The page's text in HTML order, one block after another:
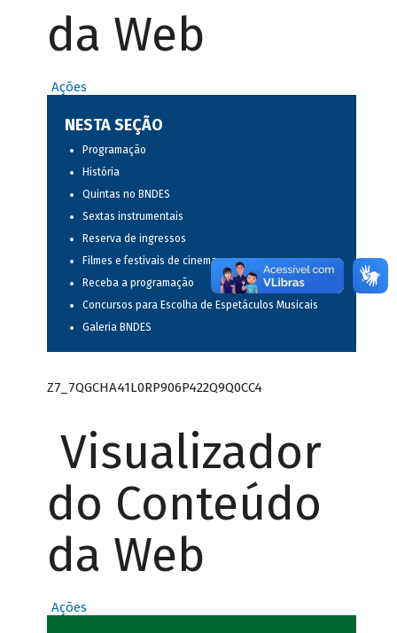
da Web
Ações
NESTA SEÇÃO
Programação
História
Quintas no BNDES
Sextas instrumentais
Reserva de ingressos
Filmes e festivais de cinema
Receba a programação
Concursos para Escolha de Espetáculos Musicais
Galeria BNDES
Z7_7QGCHA41L0RP906P422Q9Q0CC4
Visualizador
do Conteúdo
da Web
Ações